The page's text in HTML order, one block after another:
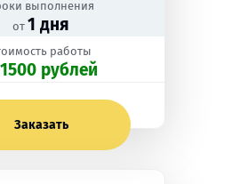
выполнения
от 1 дня
работы
1500 рублей
Заказать